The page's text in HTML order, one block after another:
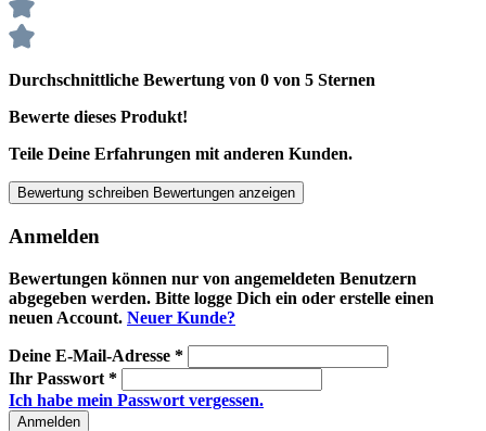
Durchschnittliche Bewertung von 0 von 5 Sternen
Bewerte dieses Produkt!
Teile Deine Erfahrungen mit anderen Kunden.
Bewertung schreiben Bewertungen anzeigen
Anmelden
Bewertungen können nur von angemeldeten Benutzern
abgegeben werden. Bitte logge Dich ein oder erstelle einen
neuen Account. Neuer Kunde?
Deine E-Mail-Adresse *
Ihr Passwort *
Ich habe mein Passwort vergessen.
Anmelden